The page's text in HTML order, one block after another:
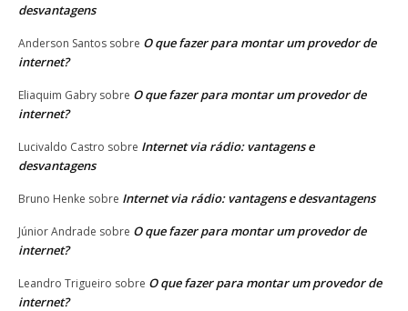
desvantagens
Anderson Santos sobre O que fazer para montar um provedor de
internet?
Eliaquim Gabry sobre O que fazer para montar um provedor de
internet?
Lucivaldo Castro sobre Internet via rádio: vantagens e
desvantagens
Bruno Henke sobre Internet via rádio: vantagens e desvantagens
Júnior Andrade sobre O que fazer para montar um provedor de
internet?
Leandro Trigueiro sobre O que fazer para montar um provedor de
internet?